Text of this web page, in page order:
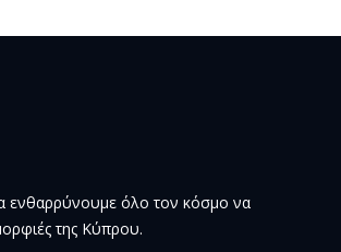
ενθαρρύνουμε όλο τον κόσμο να
της Κύπρου.